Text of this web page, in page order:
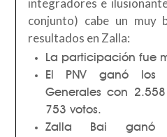
integradores e
conjunto) cabe un muy
resultados en Zalla:
La participación fue
El PNV ganó los
Generales con
753 votos.
Zalla Bai ganó